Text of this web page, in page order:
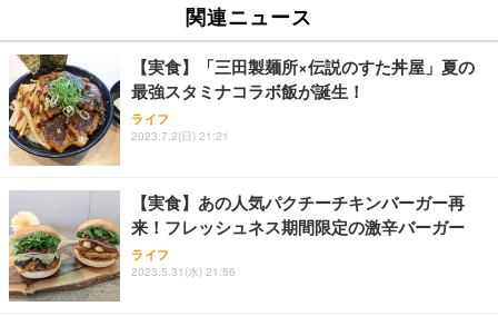
関連ニュース
【実食】「三田製麺所×伝説のすた丼屋」夏の
最強スタミナコラボ飯が誕生！
ライフ
2023.7.2(日) 21:21
【実食】あの人気パクチーチキンバーガー再
来！フレッシュネス期間限定の激辛バーガー
ライフ
2023.5.31(水) 21:56